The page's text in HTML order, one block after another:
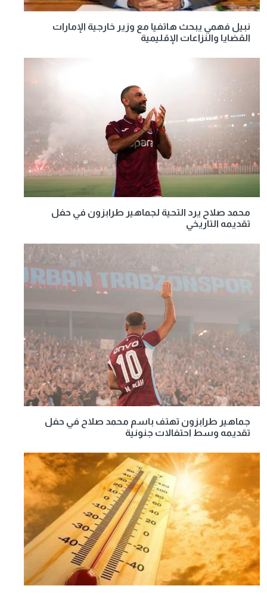
نبيل فهمي يبحث هاتفيا مع وزير خارجية الإمارات
القضايا والنزاعات الإقليمية
محمد صلاح يرد التحية لجماهير طرابزون في حفل
تقديمه التاريخي
جماهير طرابزون تهتف باسم محمد صلاح في حفل
تقديمه وسط احتفالات جنونية